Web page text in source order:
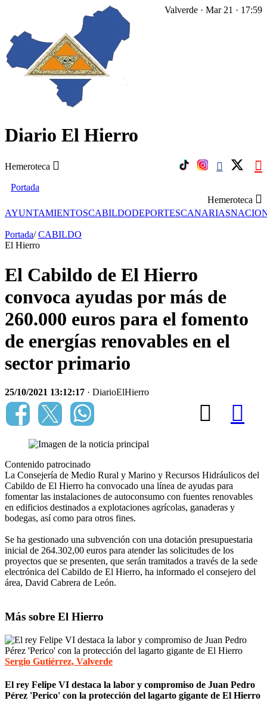
Diario El Hierro
Hemeroteca
Valverde · Mar 21 · 17:59
Portada
Hemeroteca
AYUNTAMIENTOSCABILDODEPORTESCANARIAS
Portada/ CABILDO
El Hierro
El Cabildo de El Hierro
convoca ayudas por más de
260.000 euros para el fomento
de energías renovables en el
sector primario
25/10/2021 13:12:17 · DiarioElHierro
Contenido patrocinado
La Consejería de Medio Rural y Marino y Recursos Hidráulicos del
Cabildo de El Hierro ha convocado una línea de ayudas para
fomentar las instalaciones de autoconsumo con fuentes renovables
en edificios destinados a explotaciones agrícolas, ganaderas y
bodegas, así como para otros fines.
Se ha gestionado una subvención con una dotación presupuestaria
inicial de 264.302,00 euros para atender las solicitudes de los
proyectos que se presenten, que serán tramitados a través de la sede
electrónica del Cabildo de El Hierro, ha informado el consejero del
área, David Cabrera de León.
Más sobre El Hierro
Sergio Gutiérrez, Valverde
El rey Felipe VI destaca la labor y compromiso de Juan Pedro
Pérez 'Perico' con la protección del lagarto gigante de El Hierro